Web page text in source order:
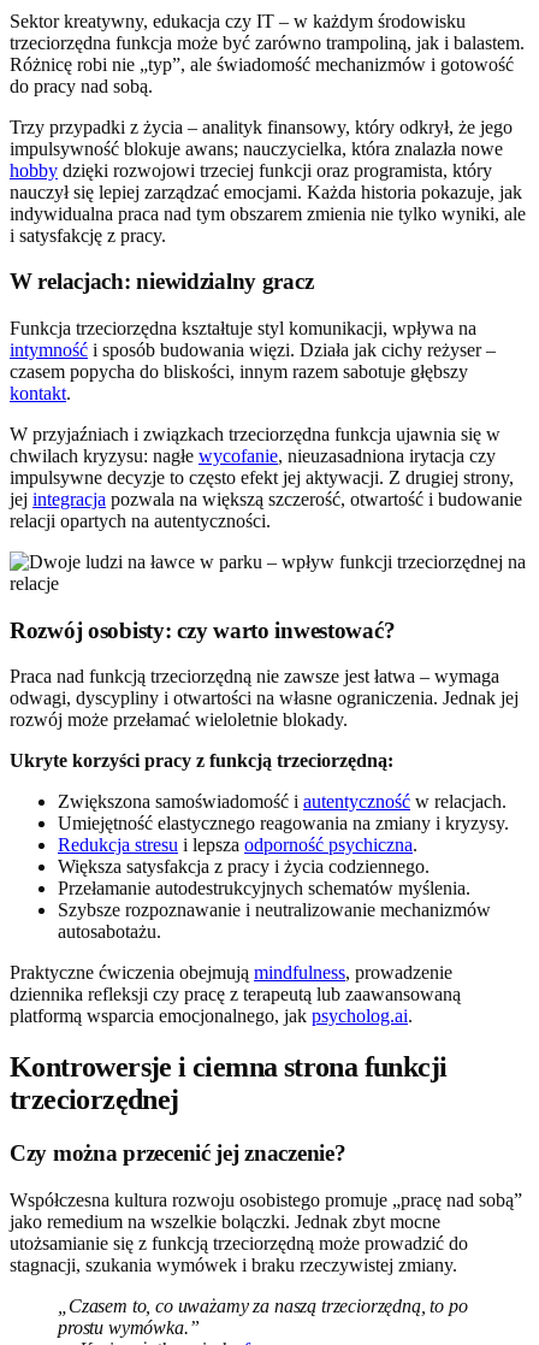
Sektor kreatywny, edukacja czy IT – w każdym środowisku
trzeciorzędna funkcja może być zarówno trampoliną, jak i balastem.
Różnicę robi nie „typ”, ale świadomość mechanizmów i gotowość
do pracy nad sobą.
Trzy przypadki z życia – analityk finansowy, który odkrył, że jego
impulsywność blokuje awans; nauczycielka, która znalazła nowe
hobby dzięki rozwojowi trzeciej funkcji oraz programista, który
nauczył się lepiej zarządzać emocjami. Każda historia pokazuje, jak
indywidualna praca nad tym obszarem zmienia nie tylko wyniki, ale
i satysfakcję z pracy.
W relacjach: niewidzialny gracz
Funkcja trzeciorzędna kształtuje styl komunikacji, wpływa na
intymność i sposób budowania więzi. Działa jak cichy reżyser –
czasem popycha do bliskości, innym razem sabotuje głębszy
kontakt.
W przyjaźniach i związkach trzeciorzędna funkcja ujawnia się w
chwilach kryzysu: nagłe wycofanie, nieuzasadniona irytacja czy
impulsywne decyzje to często efekt jej aktywacji. Z drugiej strony,
jej integracja pozwala na większą szczerość, otwartość i budowanie
relacji opartych na autentyczności.
Rozwój osobisty: czy warto inwestować?
Praca nad funkcją trzeciorzędną nie zawsze jest łatwa – wymaga
odwagi, dyscypliny i otwartości na własne ograniczenia. Jednak jej
rozwój może przełamać wieloletnie blokady.
Ukryte korzyści pracy z funkcją trzeciorzędną:
Zwiększona samoświadomość i autentyczność w relacjach.
Umiejętność elastycznego reagowania na zmiany i kryzysy.
Redukcja stresu i lepsza odporność psychiczna.
Większa satysfakcja z pracy i życia codziennego.
Przełamanie autodestrukcyjnych schematów myślenia.
Szybsze rozpoznawanie i neutralizowanie mechanizmów
autosabotażu.
Praktyczne ćwiczenia obejmują mindfulness, prowadzenie
dziennika refleksji czy pracę z terapeutą lub zaawansowaną
platformą wsparcia emocjonalnego, jak psycholog.ai.
Kontrowersje i ciemna strona funkcji
trzeciorzędnej
Czy można przecenić jej znaczenie?
Współczesna kultura rozwoju osobistego promuje „pracę nad sobą”
jako remedium na wszelkie bolączki. Jednak zbyt mocne
utożsamianie się z funkcją trzeciorzędną może prowadzić do
stagnacji, szukania wymówek i braku rzeczywistej zmiany.
„Czasem to, co uważamy za naszą trzeciorzędną, to po
prostu wymówka.”